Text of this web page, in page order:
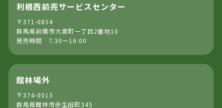
利根西前売サービスセンター
〒371-0854
群馬県前橋市大渡町一丁目2番地10
発売時間 7:30～16:00
館林場外
〒374-0013
群馬県館林市赤生田町345